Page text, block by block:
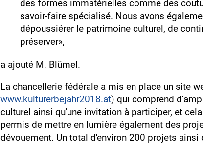
des formes immatérielles comme des
savoir‑faire spécialisé. Nous avons
dépoussiérer le patrimoine culturel, de
préserver»,
a ajouté M. Blümel.
La chancellerie fédérale a mis en place un site
www.kulturerbejahr2018.at) qui comprend
culturel ainsi qu'une invitation à participer, et
permis de mettre en lumière également des
dévouement. Un total d'environ 200 projets